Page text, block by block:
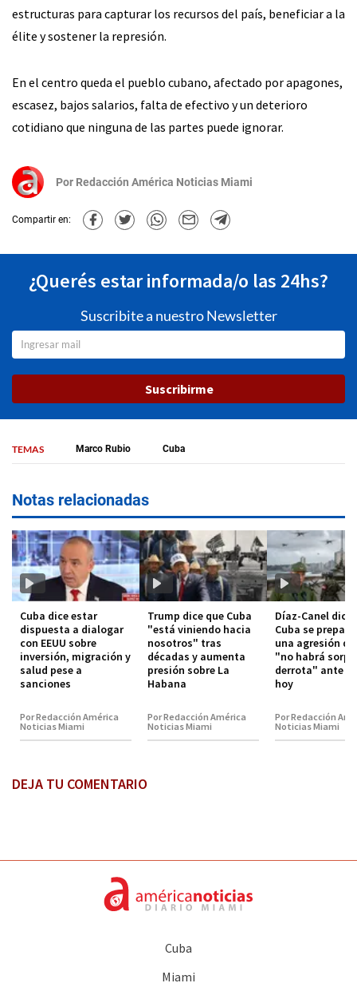
estructuras para capturar los recursos del país, beneficiar a la
élite y sostener la represión.
En el centro queda el pueblo cubano, afectado por apagones,
escasez, bajos salarios, falta de efectivo y un deterioro
cotidiano que ninguna de las partes puede ignorar.
Por Redacción América Noticias Miami
Compartir en:
¿Querés estar informada/o las 24hs?
Suscribite a nuestro Newsletter
Suscribirme
TEMAS Marco Rubio Cuba
Notas relacionadas
Cuba dice estar
dispuesta a dialogar
con EEUU sobre
inversión, migración y
salud pese a
sanciones
Por Redacción América
Noticias Miami
Trump dice que Cuba
"está viniendo hacia
nosotros" tras
décadas y aumenta
presión sobre La
Habana
Por Redacción América
Noticias Miami
Díaz-Canel dice
Cuba se
una agresión de
"no habrá
derrota" ante
hoy
Por Redacción
Noticias Miami
DEJA TU COMENTARIO
Cuba
Miami